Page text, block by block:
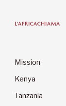
L'AFRICACHIAMA
Mission
Kenya
Tanzania